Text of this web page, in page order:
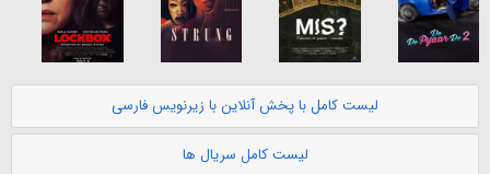
لیست کامل با پخش آنلاین با زیرنویس فارسی
لیست کامل سریال ها